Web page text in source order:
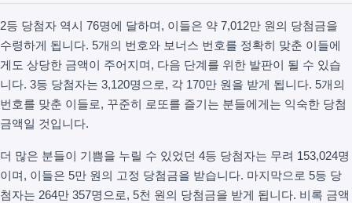
2등 당첨자 역시 76명에 달하며, 이들은 약 7,012만 원의 당첨금을
수령하게 됩니다. 5개의 번호와 보너스 번호를 정확히 맞춘 이들에
게도 상당한 금액이 주어지며, 다음 단계를 위한 발판이 될 수 있습
니다. 3등 당첨자는 3,120명으로, 각 170만 원을 받게 됩니다. 5개의
번호를 맞춘 이들로, 꾸준히 로또를 즐기는 분들에게는 익숙한 당첨
금액일 것입니다.
더 많은 분들이 기쁨을 누릴 수 있었던 4등 당첨자는 무려 153,024명
이며, 이들은 5만 원의 고정 당첨금을 받습니다. 마지막으로 5등 당
첨자는 264만 357명으로, 5천 원의 당첨금을 받게 됩니다. 비록 금액